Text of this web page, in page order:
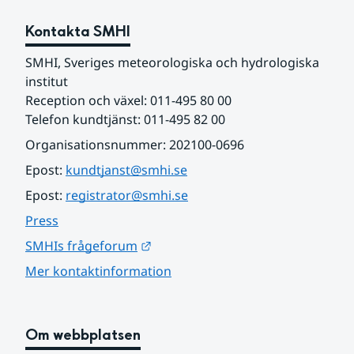
Kontakta SMHI
SMHI, Sveriges meteorologiska och hydrologiska
institut
Reception och växel: 011-495 80 00
Telefon kundtjänst: 011-495 82 00
Organisationsnummer: 202100-0696
Epost: kundtjanst@smhi.se
Epost: registrator@smhi.se
Press
SMHIs frågeforum
Mer kontaktinformation
Om webbplatsen